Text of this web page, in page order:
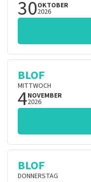
30OKTOBER
2026
BLOF
MITTWOCH
4NOVEMBER
2026
BLOF
DONNERSTAG